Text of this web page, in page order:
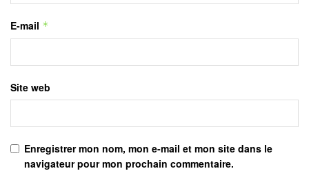
E-mail *
Site web
Enregistrer mon nom, mon e-mail et mon site dans le
navigateur pour mon prochain commentaire.